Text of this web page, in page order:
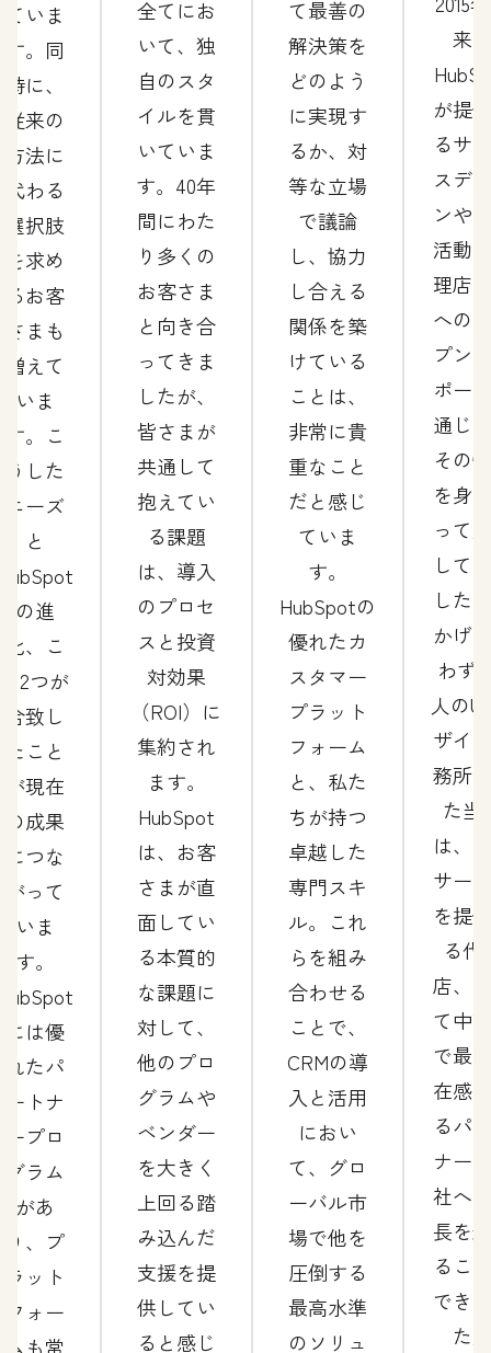
ていま
す。同
時に、
従来の
方法に
代わる
選択肢
を求め
るお客
さまも
増えて
いま
す。こ
うした
ニーズ
と
の進
化、こ
の2つが
合致し
たこと
が現在
の成果
につな
がって
いま
す。
には優
れたパ
ートナ
ープロ
グラム
があ
り、プ
ラット
フォー
ムも常
全てにお
いて、独
自のスタ
イルを貫
いていま
す。40年
間にわた
り多くの
お客さま
と向き合
ってきま
したが、
皆さまが
共通して
抱えてい
る課題
は、導入
のプロセ
スと投資
対効果
（ROI）に
集約され
ます。
HubSpot
は、お客
さまが直
面してい
る本質的
な課題に
対して、
他のプロ
グラムや
ベンダー
を大きく
上回る踏
み込んだ
支援を提
供してい
ると感じ
て最善の
解決策を
どのよう
に実現す
るか、対
等な立場
で議論
し、協力
し合える
関係を築
けている
ことは、
非常に貴
重なこと
だと感じ
ていま
す。
HubSpotの
優れたカ
スタマー
プラット
フォーム
と、私た
ちが持つ
卓越した
専門スキ
ル。これ
らを組み
合わせる
ことで、
CRMの導
入と活用
におい
て、グロ
ーバル市
場で他を
圧倒する
最高水準
のソリュ
来、
が提
るサ
スデ
ンや
活動
理店
への
プン
ポー
通じ
その
を身
って
して
した
かげ
わず
人の
ザイ
務所
た当
は、
サー
を提
る代
店、
て中
で最
在感
るパ
ナー
社へ
長を
るこ
でき
た